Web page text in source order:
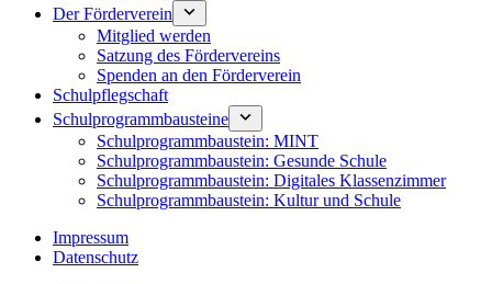
Der Förderverein
Mitglied werden
Satzung des Fördervereins
Spenden an den Förderverein
Schulpflegschaft
Schulprogrammbausteine
Schulprogrammbaustein: MINT
Schulprogrammbaustein: Gesunde Schule
Schulprogrammbaustein: Digitales Klassenzimmer
Schulprogrammbaustein: Kultur und Schule
Impressum
Datenschutz